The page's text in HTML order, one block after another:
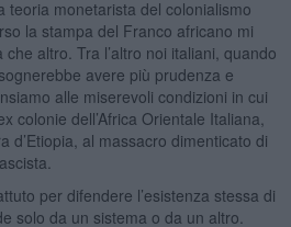
teoria monetarista del colonialismo
la stampa del Franco africano mi
altro. Tra l’altro noi italiani, quando
avere più prudenza e
alle miserevoli condizioni in cui
colonie dell’Africa Orientale Italiana,
d’Etiopia, al massacro dimenticato di
per difendere l’esistenza stessa di
solo da un sistema o da un altro.